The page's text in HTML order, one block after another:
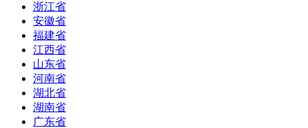
浙江省
安徽省
福建省
江西省
山东省
河南省
湖北省
湖南省
广东省